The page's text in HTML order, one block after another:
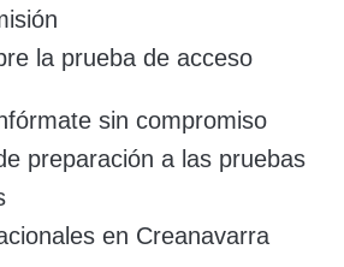
la prueba de acceso
sin compromiso
preparación a las pruebas
en Creanavarra